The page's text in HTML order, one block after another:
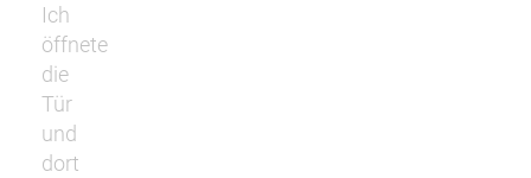
Ich
öffnete
die
Tür
und
dort